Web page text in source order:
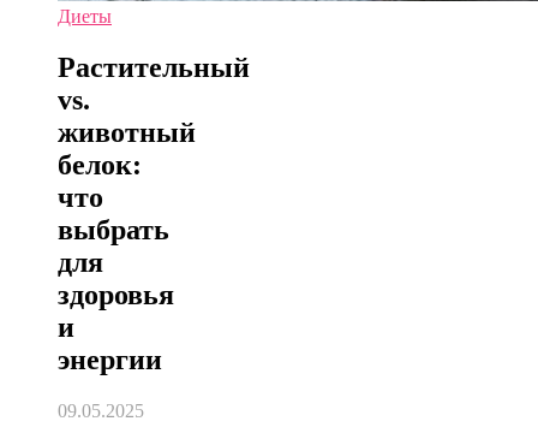
Диеты
Растительный
vs.
животный
белок:
что
выбрать
для
здоровья
и
энергии
09.05.2025